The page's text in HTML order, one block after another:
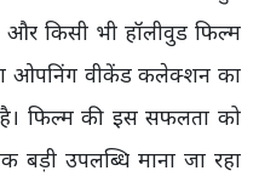
किसी भी हॉलीवुड फिल्म
ओपनिंग वीकेंड कलेक्शन का
है। फिल्म की इस सफलता को
उपलब्धि माना जा रहा